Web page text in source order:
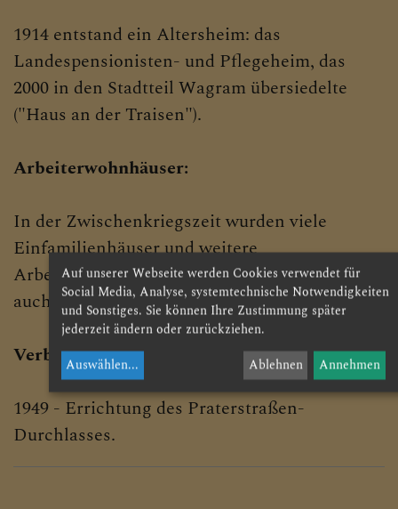
1914 entstand ein Altersheim: das
Landespensionisten- und Pflegeheim, das
2000 in den Stadtteil Wagram übersiedelte
("Haus an der Traisen").
Arbeiterwohnhäuser:
In der Zwischenkriegszeit wurden viele
Einfamilienhäuser und weitere
Arbeiterwohnhäuser gebaut, wodurch sich
auch die Sozialstruktur deutlich veränderte.
Verbindung mit dem Zentrum:
1949 - Errichtung des Praterstraßen-
Durchlasses.
Auf unserer Webseite werden Cookies verwendet für
Social Media, Analyse, systemtechnische Notwendigkeiten
und Sonstiges. Sie können Ihre Zustimmung später
jederzeit ändern oder zurückziehen.
Auswählen... Ablehnen Annehmen